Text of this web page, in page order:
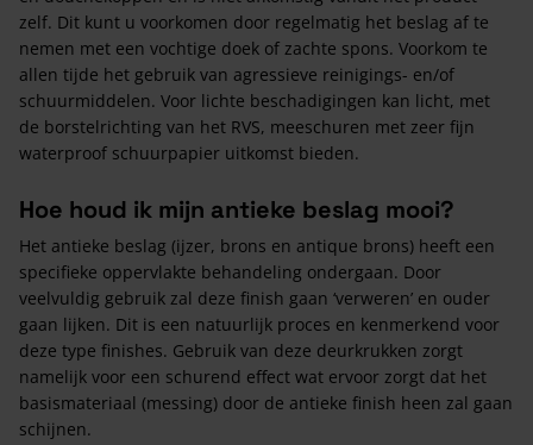
zelf. Dit kunt u voorkomen door regelmatig het beslag af te
nemen met een vochtige doek of zachte spons. Voorkom te
allen tijde het gebruik van agressieve reinigings- en/of
schuurmiddelen. Voor lichte beschadigingen kan licht, met
de borstelrichting van het RVS, meeschuren met zeer fijn
waterproof schuurpapier uitkomst bieden.
Hoe houd ik mijn antieke beslag mooi?
Het antieke beslag (ijzer, brons en antique brons) heeft een
specifieke oppervlakte behandeling ondergaan. Door
veelvuldig gebruik zal deze finish gaan ‘verweren’ en ouder
gaan lijken. Dit is een natuurlijk proces en kenmerkend voor
deze type finishes. Gebruik van deze deurkrukken zorgt
namelijk voor een schurend effect wat ervoor zorgt dat het
basismateriaal (messing) door de antieke finish heen zal gaan
schijnen.